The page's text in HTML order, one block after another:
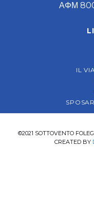
ΑΦΜ
IL
©2021 SOTTOVENTO
CREATED BY